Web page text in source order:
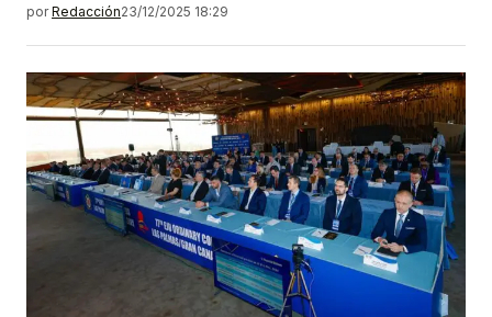
por Redacción23/12/2025 18:29